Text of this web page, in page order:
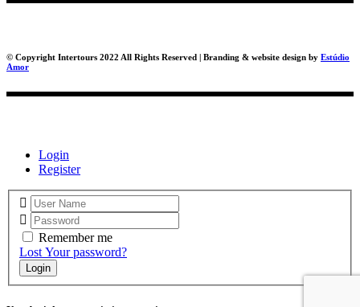
© Copyright Intertours 2022 All Rights Reserved | Branding & website design by Estúdio
Amor
Login
Register
Remember me
Lost Your password?
Login